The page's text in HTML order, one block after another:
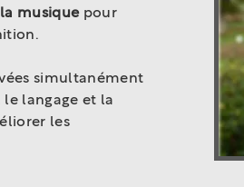
musiquepour
simultanément
langage et la
les